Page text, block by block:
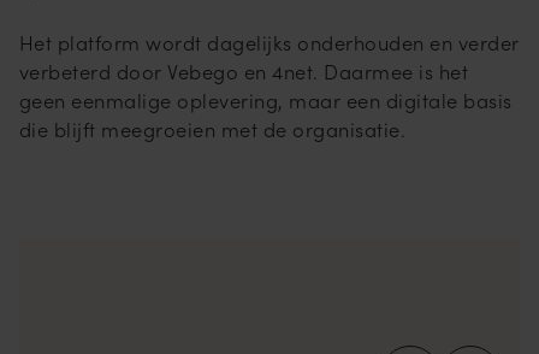
Het platform wordt dagelijks onderhouden en verder
verbeterd door Vebego en 4net. Daarmee is het
geen eenmalige oplevering, maar een digitale basis
die blijft meegroeien met de organisatie.